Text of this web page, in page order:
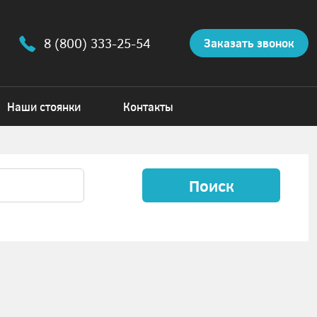
8 (800) 333-25-54 Заказать звонок
Наши стоянки Контакты
Поиск